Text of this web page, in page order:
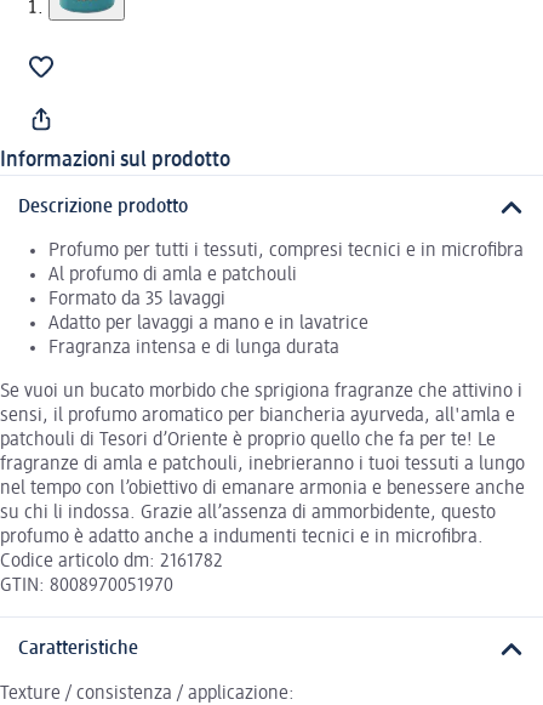
Informazioni sul prodotto
Descrizione prodotto
Profumo per tutti i tessuti, compresi tecnici e in microfibra
Al profumo di amla e patchouli
Formato da 35 lavaggi
Adatto per lavaggi a mano e in lavatrice
Fragranza intensa e di lunga durata
Se vuoi un bucato morbido che sprigiona fragranze che attivino i
sensi, il profumo aromatico per biancheria ayurveda, all'amla e
patchouli di Tesori d’Oriente è proprio quello che fa per te! Le
fragranze di amla e patchouli, inebrieranno i tuoi tessuti a lungo
nel tempo con l’obiettivo di emanare armonia e benessere anche
su chi li indossa. Grazie all’assenza di ammorbidente, questo
profumo è adatto anche a indumenti tecnici e in microfibra.
Codice articolo dm: 2161782
GTIN: 8008970051970
Caratteristiche
Texture / consistenza / applicazione: